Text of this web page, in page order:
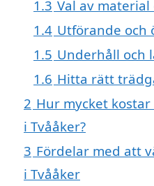
1.3 Val av
1.4 Utförande och
1.5 Underhåll och
1.6 Hitta rätt
2 Hur mycket
i Tvååker?
3 Fördelar med att
i Tvååker